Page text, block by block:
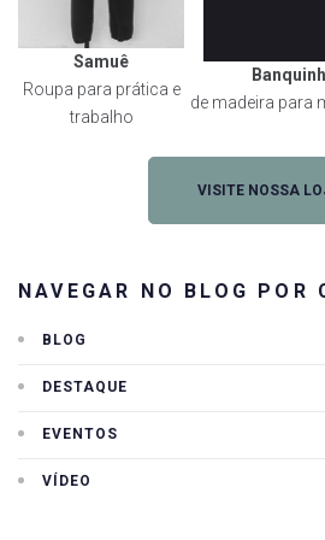
Samuê
Roupa para prática e
trabalho
de madeira para
VISITE NOSSA
NAVEGAR NO BLOG POR
BLOG
DESTAQUE
EVENTOS
VÍDEO